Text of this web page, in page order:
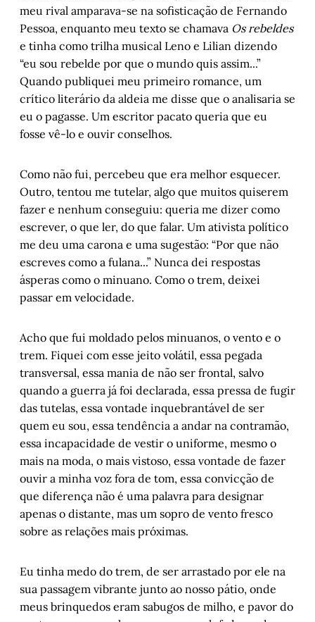
meu rival amparava-se na sofisticação de Fernando
Pessoa, enquanto meu texto se chamava Os rebeldes
e tinha como trilha musical Leno e Lilian dizendo
“eu sou rebelde por que o mundo quis assim...”
Quando publiquei meu primeiro romance, um
crítico literário da aldeia me disse que o analisaria se
eu o pagasse. Um escritor pacato queria que eu
fosse vê-lo e ouvir conselhos.
Como não fui, percebeu que era melhor esquecer.
Outro, tentou me tutelar, algo que muitos quiserem
fazer e nenhum conseguiu: queria me dizer como
escrever, o que ler, do que falar. Um ativista político
me deu uma carona e uma sugestão: “Por que não
escreves como a fulana...” Nunca dei respostas
ásperas como o minuano. Como o trem, deixei
passar em velocidade.
Acho que fui moldado pelos minuanos, o vento e o
trem. Fiquei com esse jeito volátil, essa pegada
transversal, essa mania de não ser frontal, salvo
quando a guerra já foi declarada, essa pressa de fugir
das tutelas, essa vontade inquebrantável de ser
quem eu sou, essa tendência a andar na contramão,
essa incapacidade de vestir o uniforme, mesmo o
mais na moda, o mais vistoso, essa vontade de fazer
ouvir a minha voz fora de tom, essa convicção de
que diferença não é uma palavra para designar
apenas o distante, mas um sopro de vento fresco
sobre as relações mais próximas.
Eu tinha medo do trem, de ser arrastado por ele na
sua passagem vibrante junto ao nosso pátio, onde
meus brinquedos eram sabugos de milho, e pavor do